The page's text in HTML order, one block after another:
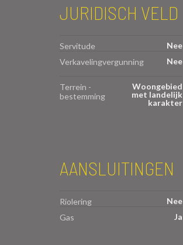
JURIDISCH VELD
Servitude Nee
Verkavelingvergunning
Nee
Terrein -
bestemming
Woongebied
met landelijk
karakter
AANSLUITINGEN
Riolering Nee
Gas
Ja